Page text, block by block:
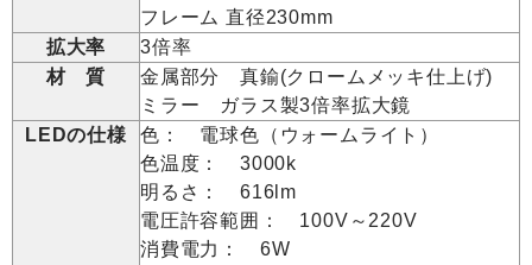
フレーム 直径230mm
拡大率
3倍率
材 質
金属部分 真鍮(クロームメッキ仕上げ)
ミラー ガラス製3倍率拡大鏡
LEDの仕様
色： 電球色（ウォームライト）
色温度： 3000k
明るさ： 616lm
電圧許容範囲： 100V～220V
消費電力： 6W